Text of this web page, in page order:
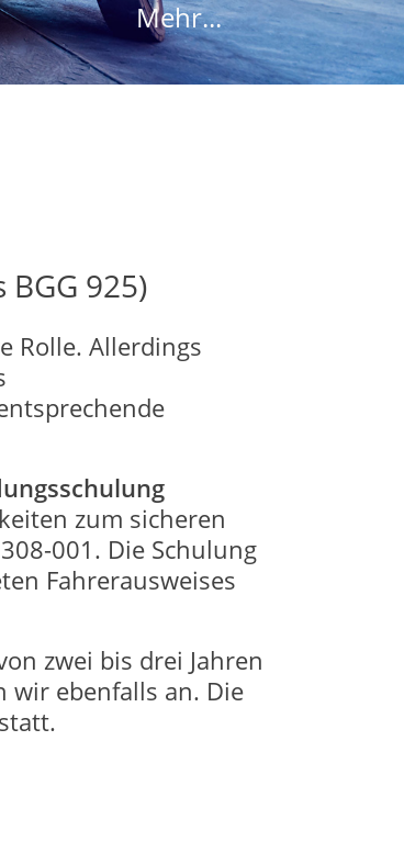
Mehr...
925)
Rolle. Allerdings
zum sicheren
001. Die Schulung
Fahrerausweises
zwei bis drei Jahren
wir ebenfalls an. Die